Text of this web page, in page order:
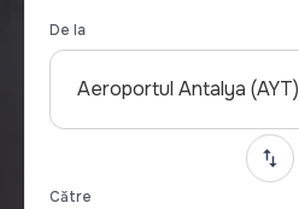
De la
Aeroportul Antalya (AYT)
Către